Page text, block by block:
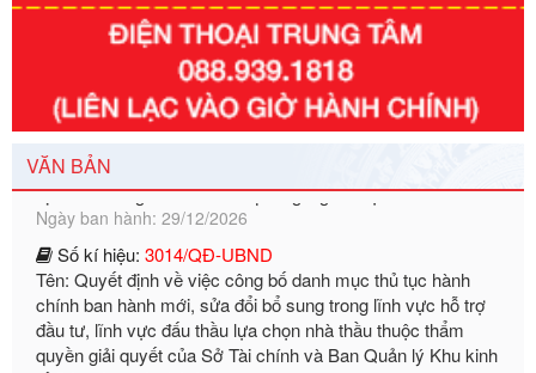
VĂN BẢN
Số kí hiệu: 351/2025/NĐ-CP
Tên: Nghị định số 351/2025/NĐ-CP của Chính phủ: Quy
định chuẩn nghèo đa chiều quốc gia giai đoạn 2026 - 2030
Ngày ban hành: 29/12/2026
Số kí hiệu:3014/QĐ-UBND
Tên: Quyết định về việc công bố danh mục thủ tục hành
chính ban hành mới, sửa đổi bổ sung trong lĩnh vực hỗ trợ
đầu tư, lĩnh vực đấu thầu lựa chọn nhà thầu thuộc thẩm
quyền giải quyết của Sở Tài chính và Ban Quản lý Khu kinh
tế Đông Nam Nghệ An
Ngày ban hành: 23/09/2026